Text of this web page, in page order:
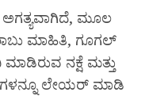
ಅಗತ್ಯವಾಗಿದೆ, ಮೂಲ
ಮಾಹಿತಿ, ಗೂಗಲ್
ನಕ್ಷೆ ಮತ್ತು
ಲೇಯರ್ ಮಾಡಿ